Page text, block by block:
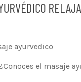
el masaje